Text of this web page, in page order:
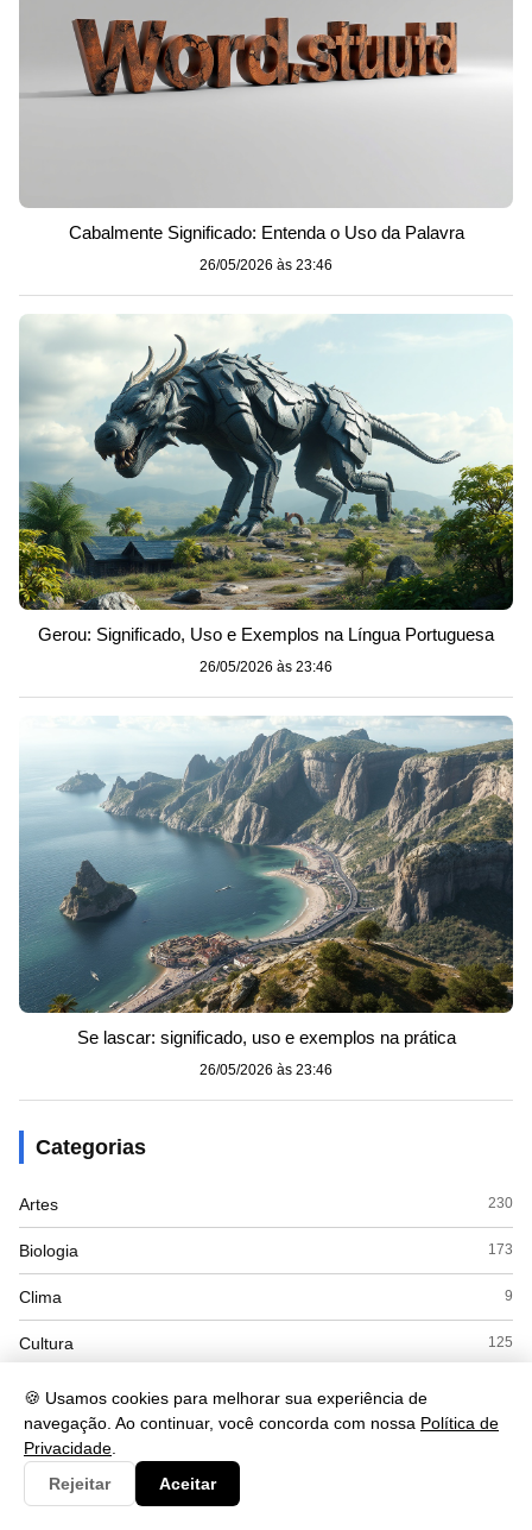
🍪 Usamos cookies para melhorar sua experiência de
navegação. Ao continuar, você concorda com nossa Política de
Privacidade
Rejeitar
Aceitar
Cabalmente Significado: Entenda o Uso da Palavra
26/05/2026 às 23:46
Gerou: Significado, Uso e Exemplos na Língua Portuguesa
26/05/2026 às 23:46
Se lascar: significado, uso e exemplos na prática
26/05/2026 às 23:46
Categorias
Artes 230
Biologia 173
Clima 9
Cultura 125
Economia
Educacao 110
ENEM